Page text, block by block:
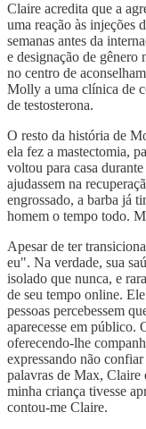
Claire acredita que a
uma reação às injeções
semanas antes da
e designação de gênero
no centro de
Molly a uma clínica de
de testosterona.
O resto da história de
ela fez a mastectomia,
voltou para casa
ajudassem na
engrossado, a barba já
homem o tempo todo.
Apesar de ter
eu". Na verdade, sua
isolado que nunca, e
de seu tempo online.
pessoas percebessem
aparecesse em público.
oferecendo-lhe
expressando não
palavras de Max,
minha criança tivesse
contou-me Claire.